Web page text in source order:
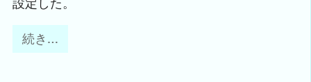
設定した。
続き…